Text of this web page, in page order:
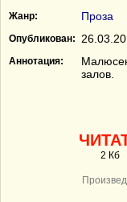
Жанр:
Проза
Опубликован:
Аннотация:
залов.
2 Кб